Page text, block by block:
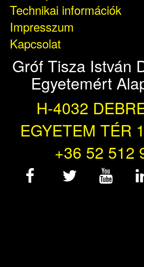
Gróf Tisza István
Egyetemért
Technikai információk
Impresszum
Kapcsolat
H-4032
EGYETEM TÉR
+36 52 512